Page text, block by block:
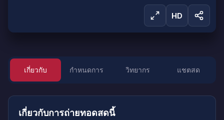
ลงชื่อเข้าใช้เพื่อรับชม
HD
เกี่ยวกับ กำหนดการ วิทยากร แชตสด
เกี่ยวกับการถ่ายทอดสดนี้